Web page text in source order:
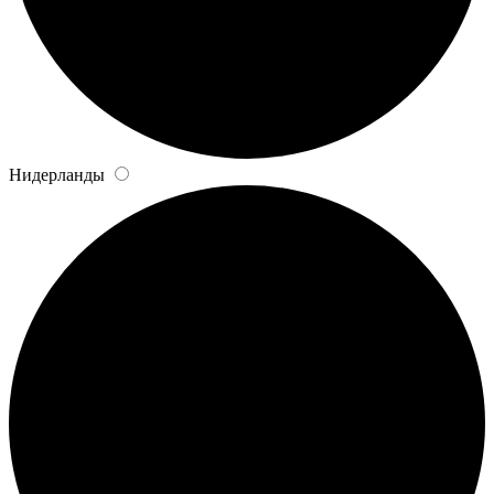
Нидерланды